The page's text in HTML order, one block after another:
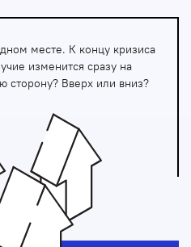
месте. К концу кризиса
изменится сразу на
сторону? Вверх или вниз?